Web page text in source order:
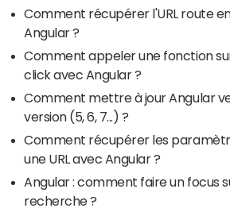
Comment récupérer l'URL route
Angular ?
Comment appeler une fonction
click avec Angular ?
Comment mettre à jour Angular
version (5, 6, 7...) ?
Comment récupérer les
une URL avec Angular ?
Angular : comment faire un focus
recherche ?